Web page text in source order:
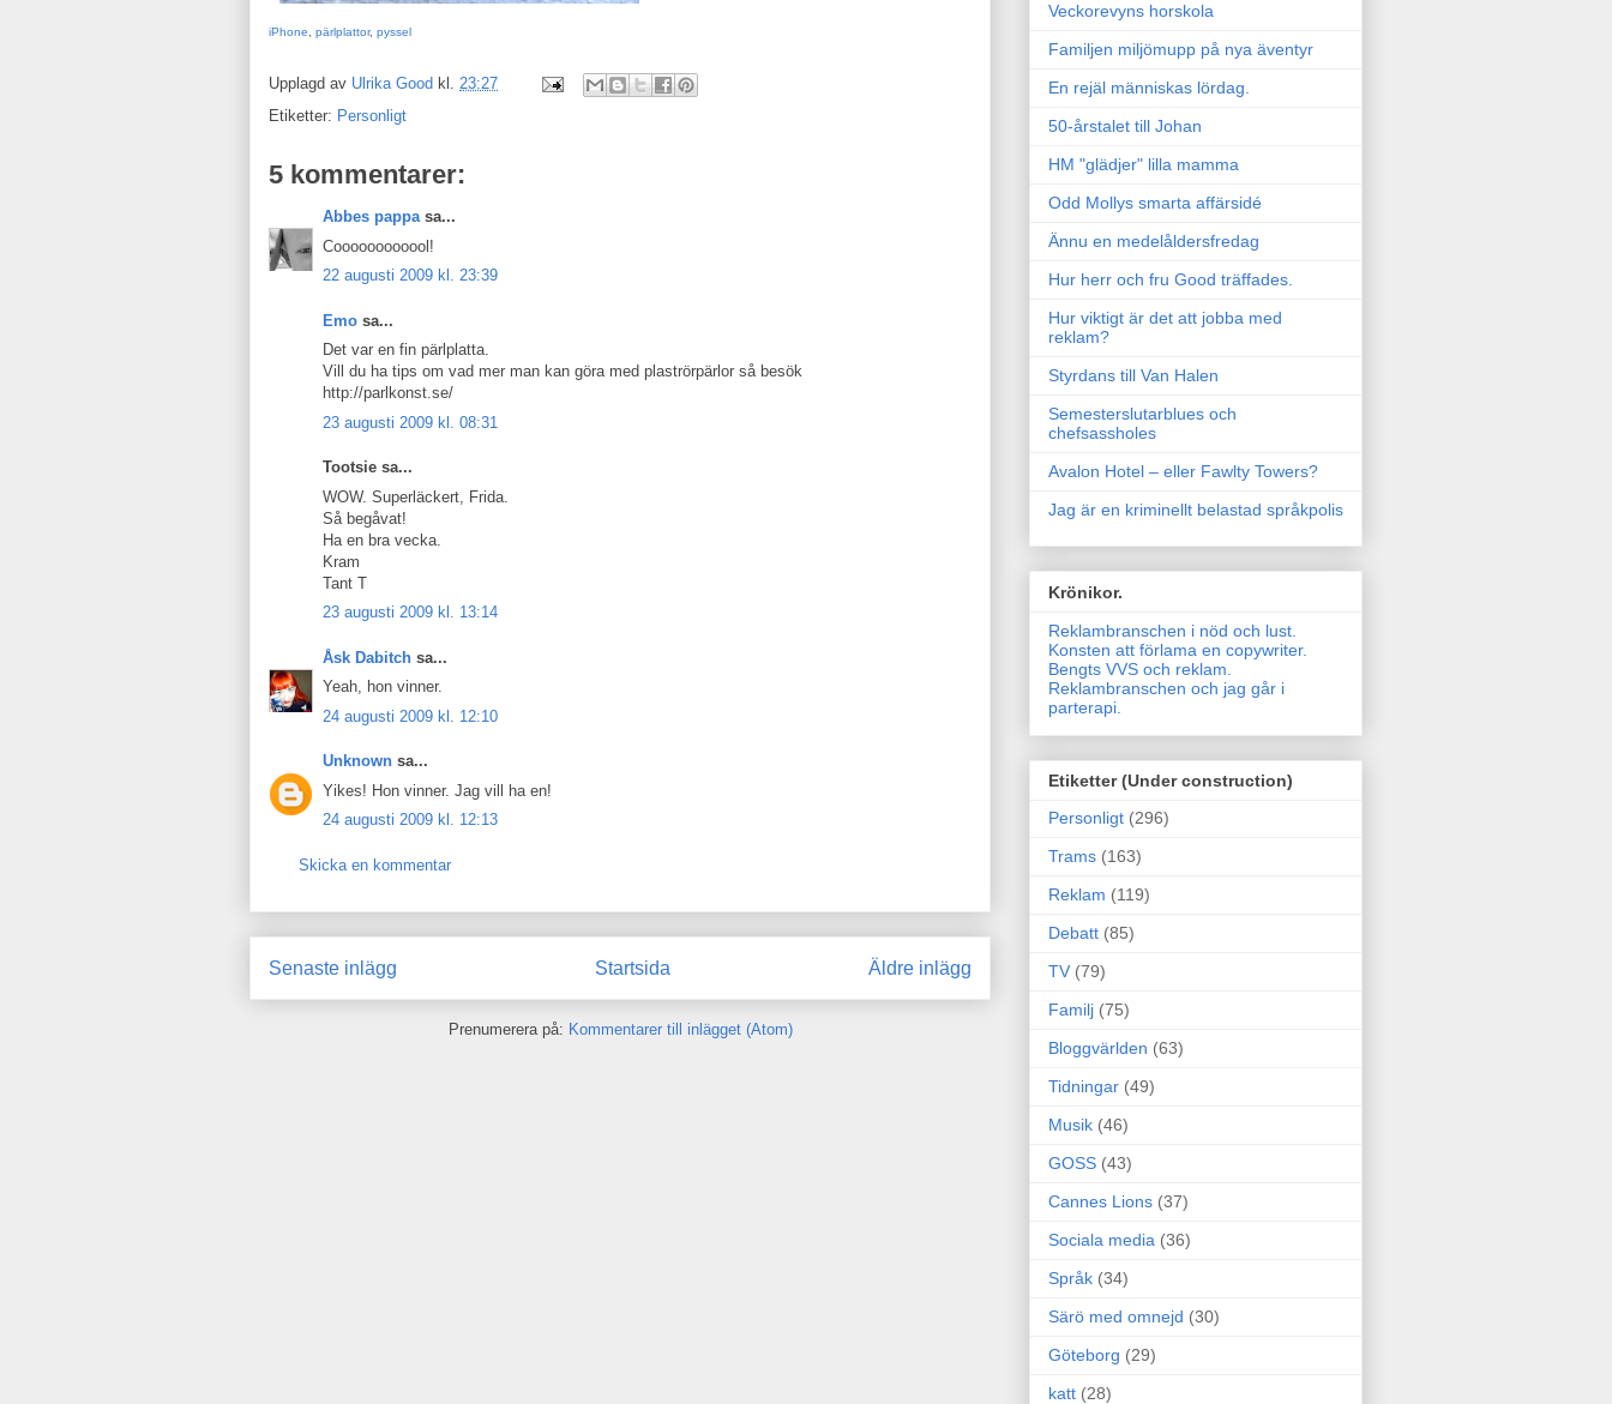
iPhone pärlplattor, pyssel
Upplagd av Ulrika Good kl. 23:27
Etiketter: Personligt
5 kommentarer:
Abbes pappasa...
Coooooooooool!
22 augusti 2009 kl. 23:39
Emo sa...
Det var en fin pärlplatta.
Vill du ha tips om vad mer man kan göra med plaströrpärlor så besök
http://parlkonst.se/
23 augusti 2009 kl. 08:31
Tootsie sa...
WOW. Superläckert, Frida.
Så begåvat!
Ha en bra vecka.
Kram
Tant T
23 augusti 2009 kl. 13:14
Åsk Dabitch sa...
Yeah, hon vinner.
24 augusti 2009 kl. 12:10
Unknown sa...
Yikes! Hon vinner. Jag vill ha en!
24 augusti 2009 kl. 12:13
Skicka en kommentar
Senaste inlägg Äldre inlägg
Startsida
Prenumerera på: Kommentarer till inlägget (Atom)
Veckorevyns horskola
Familjen miljömupp på nya äventyr
En rejäl människas lördag.
50-årstalet till Johan
HM "glädjer" lilla mamma
Odd Mollys smarta affärsidé
Ännu en medelåldersfredag
Hur herr och fru Good träffades.
Hur viktigt är det att jobba med
reklam?
Styrdans till Van Halen
Semesterslutarblues och
chefsassholes
Avalon Hotel – eller Fawlty Towers?
Jag är en kriminellt belastad språkpolis
Krönikor.
Reklambranschen i nöd och lust.
Konsten att förlama en copywriter.
Bengts VVS och reklam.
Reklambranschen och jag går i
parterapi.
Etiketter (Under construction)
Personligt (296)
Trams (163)
Reklam (119)
Debatt (85)
TV (79)
Familj (75)
Bloggvärlden (63)
Tidningar (49)
Musik (46)
GOSS (43)
Cannes Lions (37)
Sociala media (36)
Språk (34)
Särö med omnejd (30)
Göteborg (29)
katt (28)